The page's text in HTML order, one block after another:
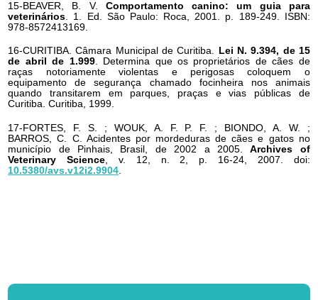
15-BEAVER, B. V. Comportamento canino: um guia para
veterinários. 1. Ed. São Paulo: Roca, 2001. p. 189-249. ISBN:
978-8572413169.
16-CURITIBA. Câmara Municipal de Curitiba.
Lei N. 9.394, de 15
de abril de 1.999. Determina que os proprietários de cães de
raças notoriamente violentas e perigosas coloquem o
equipamento de segurança chamado focinheira nos animais
quando transitarem em parques, praças e vias públicas de
Curitiba. Curitiba, 1999.
17-FORTES, F. S. ; WOUK, A. F. P. F. ; BIONDO, A. W. ;
BARROS, C. C. Acidentes por mordeduras de cães e gatos no
município de Pinhais, Brasil, de 2002 a 2005.Archives of
Veterinary Science , v. 12, n. 2, p. 16-24, 2007. doi:
10.5380/avs.v12i2.9904